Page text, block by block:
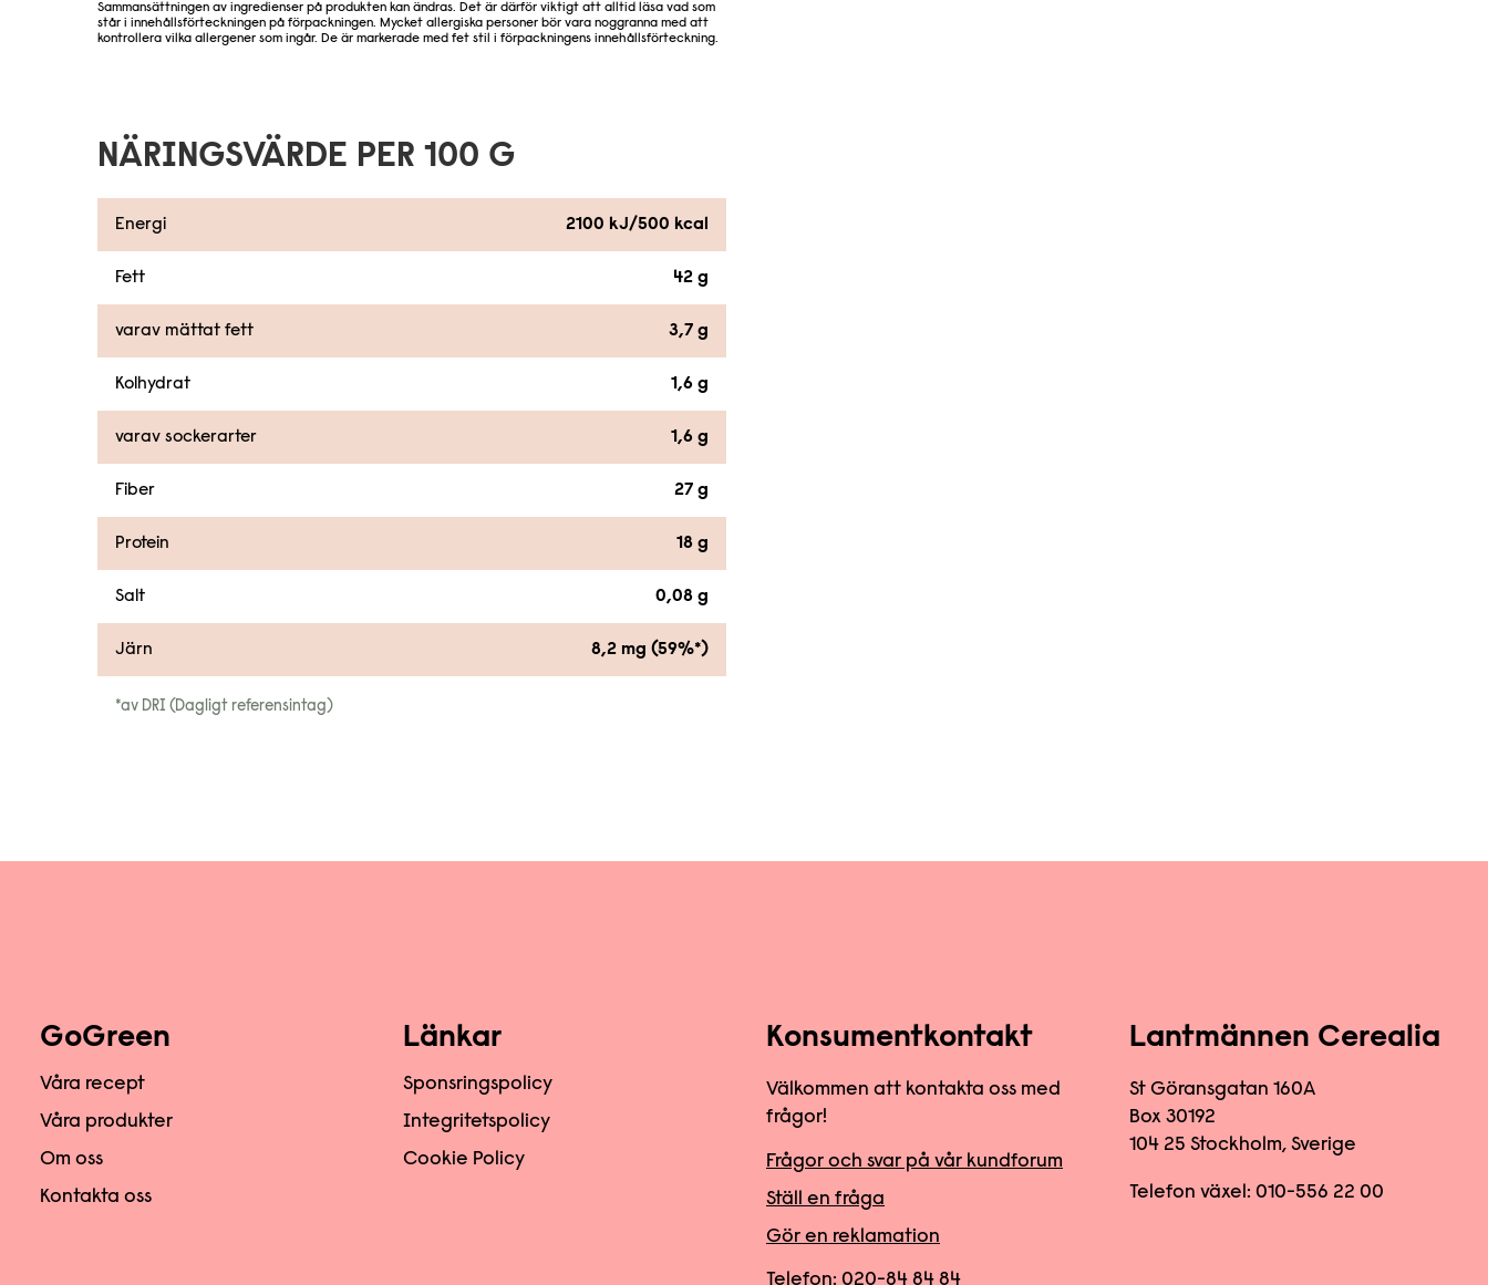
Sammansättningen av ingredienser på produkten kan ändras. Det är därför viktigt att alltid läsa vad som
står i innehållsförteckningen på förpackningen. Mycket allergiska personer bör vara noggranna med att
kontrollera vilka allergener som ingår. De är markerade med fet stil i förpackningens innehållsförteckning.
NÄRINGSVÄRDE PER 100 G
Energi 2100 kJ/500 kcal
Fett 42 g
varav mättat fett 3,7 g
Kolhydrat 1,6 g
varav sockerarter 1,6 g
Fiber 27 g
Protein 18 g
Salt 0,08 g
Järn 8,2 mg (59%*)
*av DRI (Dagligt referensintag)
GoGreen
Våra recept
Våra produkter
Om oss
Kontakta oss
Länkar
Sponsringspolicy
Integritetspolicy
Cookie Policy
Konsumentkontakt
Välkommen att kontakta oss med
frågor!
Frågor och svar på vår kundforum
Ställ en fråga
Gör en reklamation
Lantmännen Cerealia
St Göransgatan 160A
Box 30192
104 25 Stockholm, Sverige
Telefon växel: 010-556 22 00